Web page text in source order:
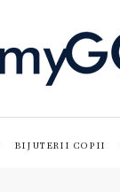
BIJUTERII COPII